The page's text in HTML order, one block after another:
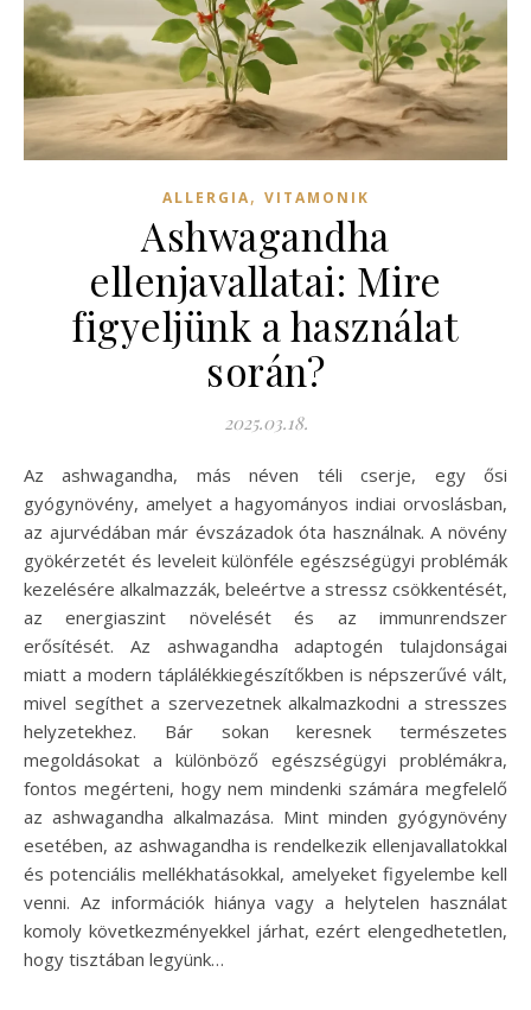
ALLERGIA, VITAMONIK
Ashwagandha
ellenjavallatai: Mire
figyeljünk a használat
során?
2025.03.18.
Az ashwagandha, más néven téli cserje, egy ősi
gyógynövény, amelyet a hagyományos indiai orvoslásban,
az ajurvédában már évszázadok óta használnak. A növény
gyökérzetét és leveleit különféle egészségügyi problémák
kezelésére alkalmazzák, beleértve a stressz csökkentését,
az energiaszint növelését és az immunrendszer
erősítését. Az ashwagandha adaptogén tulajdonságai
miatt a modern táplálékkiegészítőkben is népszerűvé vált,
mivel segíthet a szervezetnek alkalmazkodni a stresszes
helyzetekhez. Bár sokan keresnek természetes
megoldásokat a különböző egészségügyi problémákra,
fontos megérteni, hogy nem mindenki számára megfelelő
az ashwagandha alkalmazása. Mint minden gyógynövény
esetében, az ashwagandha is rendelkezik ellenjavallatokkal
és potenciális mellékhatásokkal, amelyeket figyelembe kell
venni. Az információk hiánya vagy a helytelen használat
komoly következményekkel járhat, ezért elengedhetetlen,
hogy tisztában legyünk…